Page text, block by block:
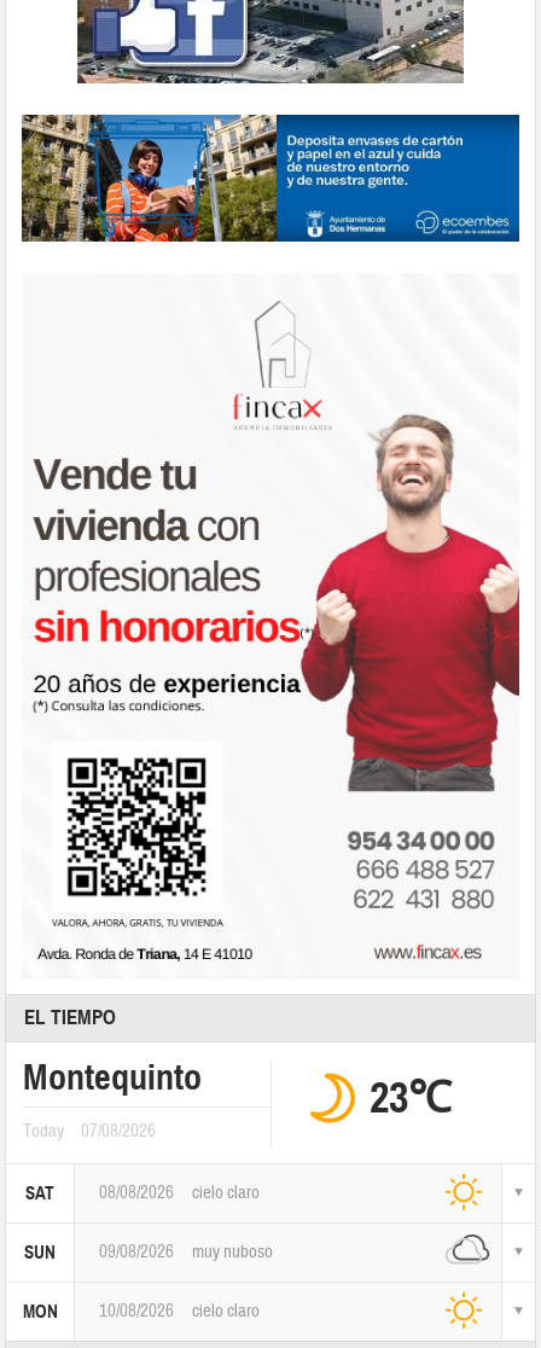
EL TIEMPO
Montequinto
Today 07/08/2026
23℃
SAT 08/08/2026 cielo claro
SUN 09/08/2026 muy nuboso
MON 10/08/2026 cielo claro